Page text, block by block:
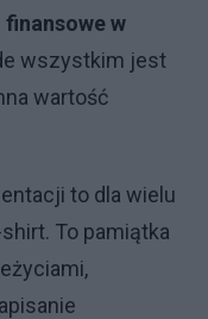
w
wszystkim jest
wartość
to dla wielu
To pamiątka